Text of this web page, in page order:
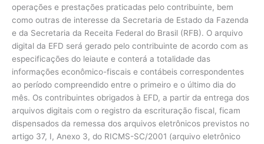
operações e prestações praticadas pelo contribuinte, bem
como outras de interesse da Secretaria de Estado da Fazenda
e da Secretaria da Receita Federal do Brasil (RFB). O arquivo
digital da EFD será gerado pelo contribuinte de acordo com as
especificações do leiaute e conterá a totalidade das
informações econômico-fiscais e contábeis correspondentes
ao período compreendido entre o primeiro e o último dia do
mês. Os contribuintes obrigados à EFD, a partir da entrega dos
arquivos digitais com o registro da escrituração fiscal, ficam
dispensados da remessa dos arquivos eletrônicos previstos no
artigo 37, I, Anexo 3, do RICMS-SC/2001 (arquivo eletrônico